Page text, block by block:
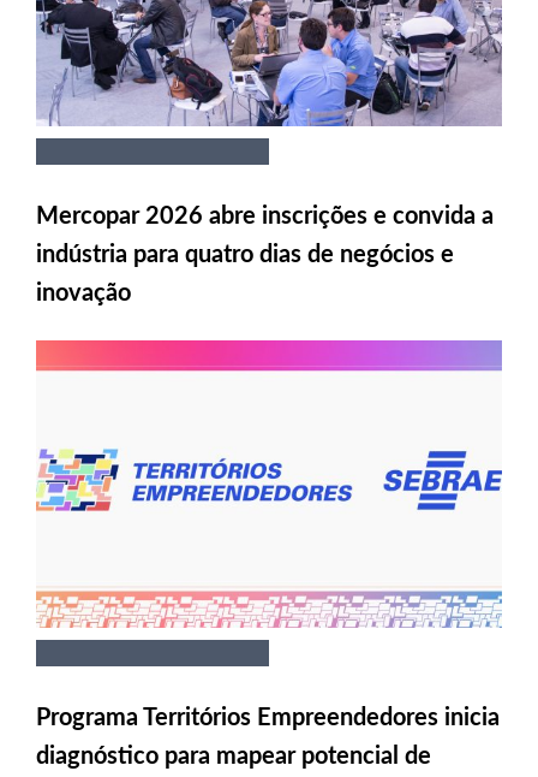
Mercopar 2026 abre inscrições e convida a
indústria para quatro dias de negócios e
inovação
Programa Territórios Empreendedores inicia
diagnóstico para mapear potencial de